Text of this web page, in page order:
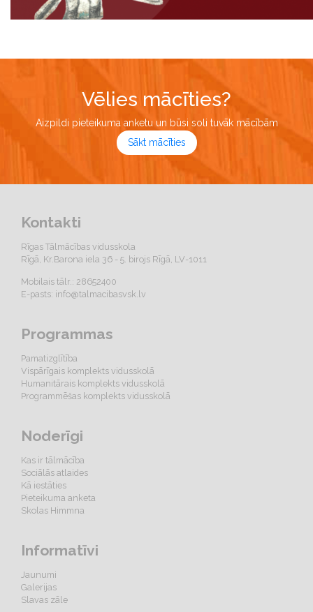
Vēlies mācīties?
Aizpildi pieteikuma anketu un būsi soli tuvāk mācībām
Sākt mācīties
Kontakti
Rīgas Tālmācības vidusskola
Rīgā, Kr.Barona iela 36 - 5. birojs Rīgā, LV-1011
Mobilais tālr.: 28652400
E-pasts: info@talmacibasvsk.lv
Programmas
Pamatizglītība
Vispārīgais komplekts vidusskolā
Humanitārais komplekts vidusskolā
Programmēšas komplekts vidusskolā
Noderīgi
Kas ir tālmācība
Sociālās atlaides
Kā iestāties
Pieteikuma anketa
Skolas Himmna
Informatīvi
Jaunumi
Galerijas
Slavas zāle